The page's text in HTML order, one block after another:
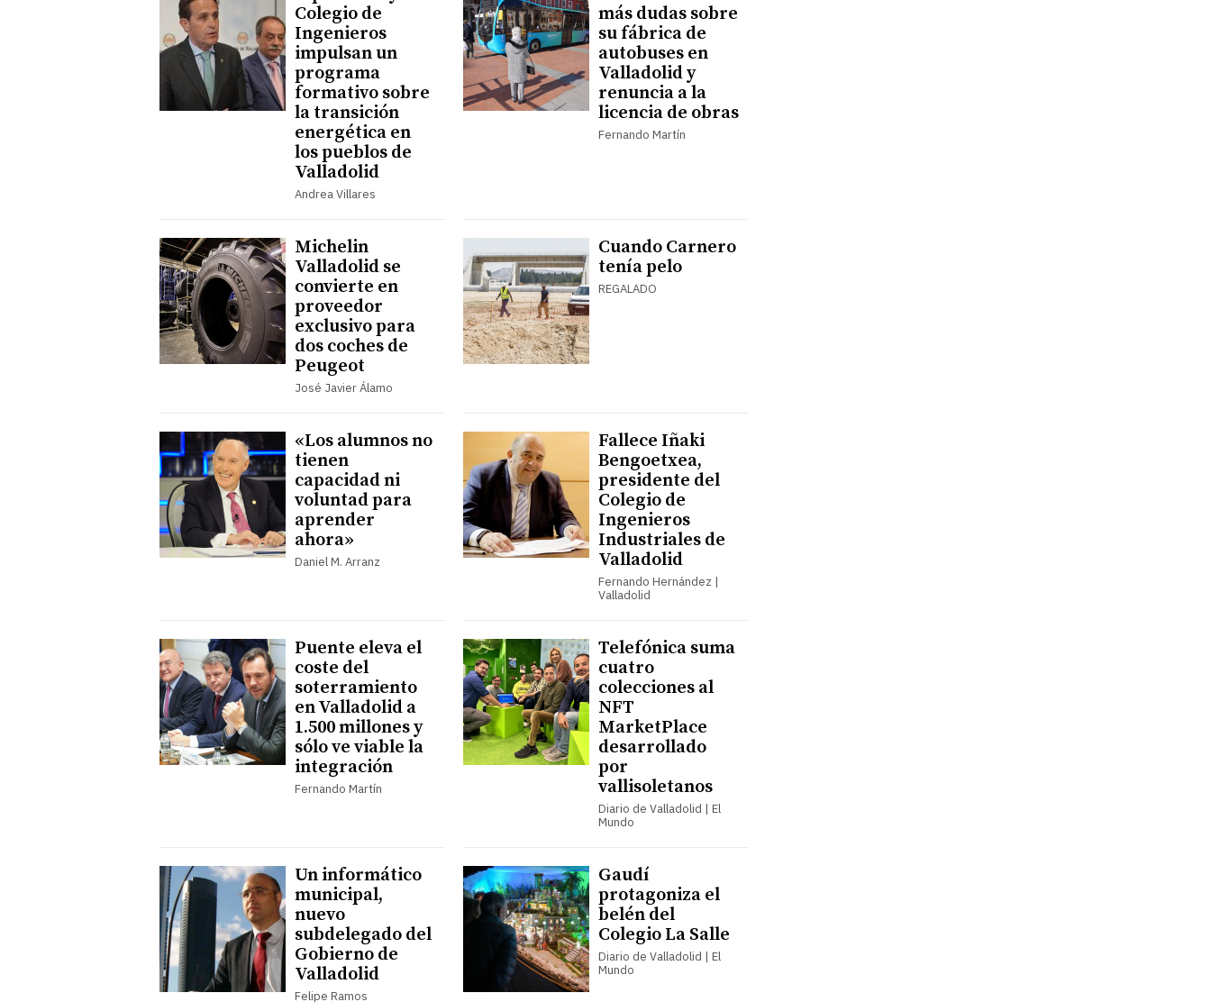
Colegio de
Ingenieros
impulsan un
programa
formativo sobre
la transición
energética en
los pueblos de
Valladolid
Andrea Villares
más dudas sobre
su fábrica de
autobuses en
Valladolid y
renuncia a la
licencia de obras
Fernando Martín
Michelin
Valladolid se
convierte en
proveedor
exclusivo para
dos coches de
Peugeot
José Javier Álamo
Cuando Carnero
tenía pelo
REGALADO
«Los alumnos no
tienen
capacidad ni
voluntad para
aprender
ahora»
Daniel M. Arranz
Fallece Iñaki
Bengoetxea,
presidente del
Colegio de
Ingenieros
Industriales de
Valladolid
Fernando Hernández |
Valladolid
Puente eleva el
coste del
soterramiento
en Valladolid a
1.500 millones y
sólo ve viable la
integración
Fernando Martín
Telefónica suma
cuatro
colecciones al
NFT
MarketPlace
desarrollado
por
vallisoletanos
Diario de Valladolid | El
Mundo
Un informático
municipal,
nuevo
subdelegado del
Gobierno de
Valladolid
Felipe Ramos
Gaudí
protagoniza el
belén del
Colegio La Salle
Diario de Valladolid | El
Mundo